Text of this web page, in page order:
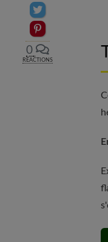
Partager sur
Epingler sur
0
RÉACTIONS